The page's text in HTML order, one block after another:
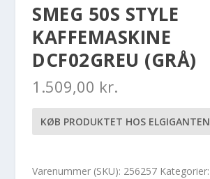
SMEG 50S STYLE
KAFFEMASKINE
DCF02GREU (GRÅ)
1.509,00 kr.
KØB PRODUKTET HOS ELGIGANTEN
Varenummer (SKU): 256257 Kategorier: